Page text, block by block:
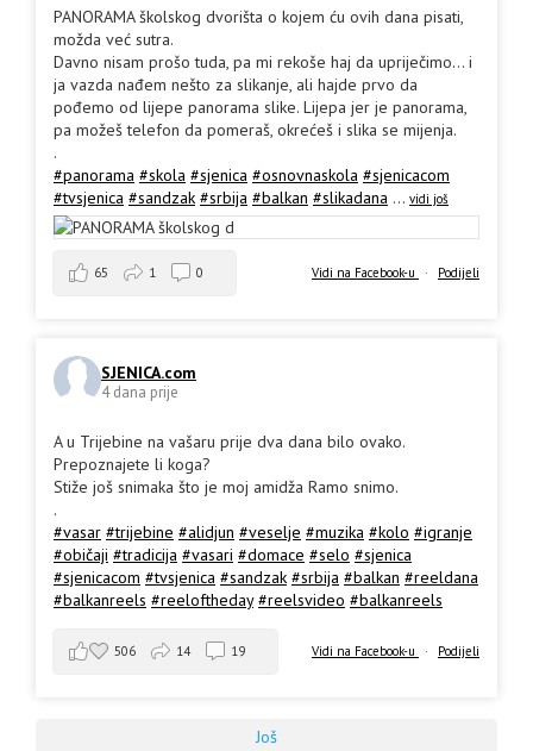
PANORAMA školskog dvorišta o kojem ću ovih dana pisati,
možda već sutra.
Davno nisam prošo tuda, pa mi rekoše haj da upriječimo... i
ja vazda nađem nešto za slikanje, ali hajde prvo da
pođemo od lijepe panorama slike. Lijepa jer je panorama,
pa možeš telefon da pomeraš, okrećeš i slika se mijenja.
.
#panorama #skola #sjenica #osnovnaskola #sjenicacom
#tvsjenica #sandzak #srbija #balkan #slikadana ... vidi još
Vidi na Facebook-u · Podijeli
65 1 0
SJENICA.com
4 dana prije
A u Trijebine na vašaru prije dva dana bilo ovako.
Prepoznajete li koga?
Stiže još snimaka što je moj amidža Ramo snimo.
.
#vasar #trijebine #alidjun #veselje #muzika #kolo #igranje
#običaji #tradicija #vasari #domace #selo #sjenica
#sjenicacom #tvsjenica #sandzak #srbija #balkan #reeldana
#balkanreels #reeloftheday #reelsvideo #balkanreels
Vidi na Facebook-u · Podijeli
506 14 19
Još